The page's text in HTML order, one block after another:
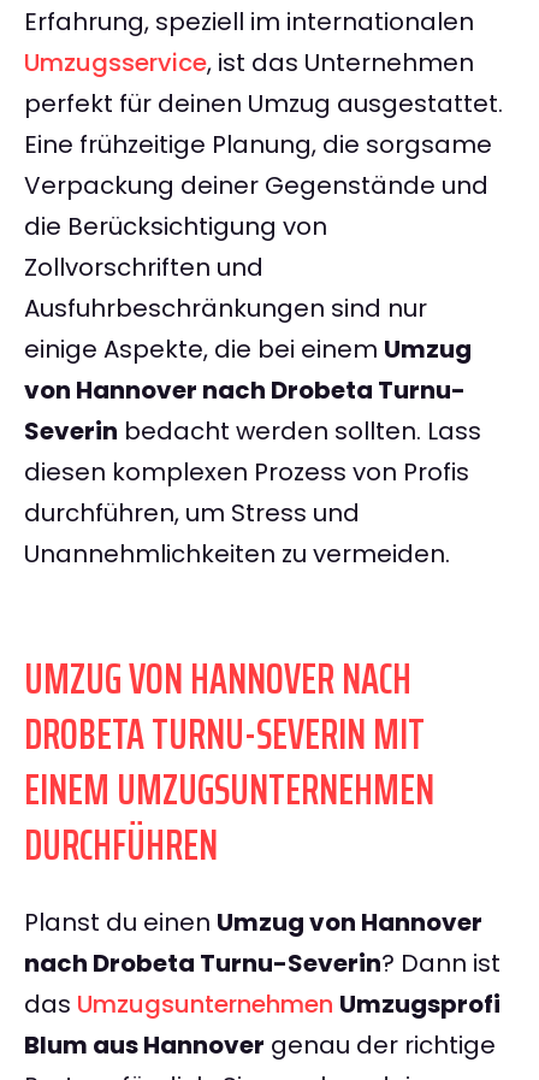
Erfahrung, speziell im internationalen
Umzugsservice, ist das Unternehmen
perfekt für deinen Umzug ausgestattet.
Eine frühzeitige Planung, die sorgsame
Verpackung deiner Gegenstände und
die Berücksichtigung von
Zollvorschriften und
Ausfuhrbeschränkungen sind nur
einige Aspekte, die bei einem Umzug
von Hannover nach Drobeta Turnu-
Severin bedacht werden sollten. Lass
diesen komplexen Prozess von Profis
durchführen, um Stress und
Unannehmlichkeiten zu vermeiden.
UMZUG VON HANNOVER NACH
DROBETA TURNU-SEVERIN MIT
EINEM UMZUGSUNTERNEHMEN
DURCHFÜHREN
Planst du einen Umzug von Hannover
nach Drobeta Turnu-Severin? Dann ist
das Umzugsunternehmen Umzugsprofi
Blum aus Hannover genau der richtige